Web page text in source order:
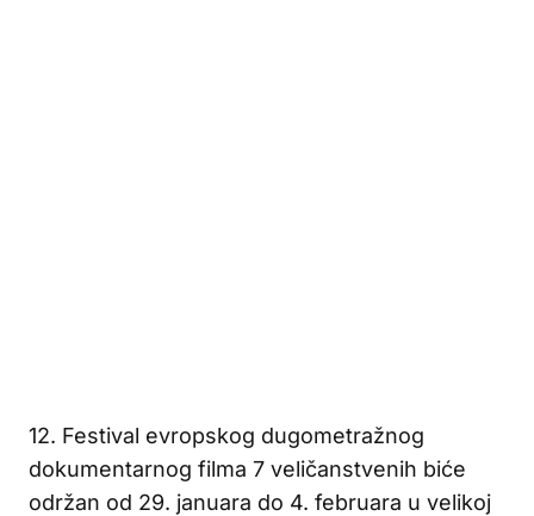
12. Festival evropskog dugometražnog
dokumentarnog filma 7 veličanstvenih biće
održan od 29. januara do 4. februara u velikoj